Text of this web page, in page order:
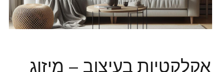
אקלקטיות בעיצוב – מיזוג